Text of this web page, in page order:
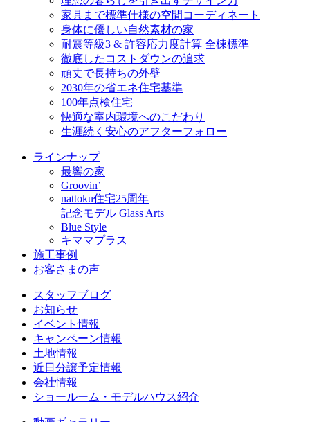
家具まで標準仕様の空間コーディネート
身体に優しい自然素材の家
耐震等級3 & 許容応力度計算 全棟標準
徹底したコストダウンの追求
頑丈で長持ちの外壁
2030年の省エネ住宅基準
100年点検住宅
快適な室内環境へのこだわり
生涯続く安心のアフターフォロー
ラインナップ
最響の家
Groovin’
nattoku住宅25周年
記念モデル Glass Arts
Blue Style
キママプラス
施工事例
お客さまの声
スタッフブログ
お知らせ
イベント情報
キャンペーン情報
土地情報
近日分譲予定情報
会社情報
ショールーム・モデルハウス紹介